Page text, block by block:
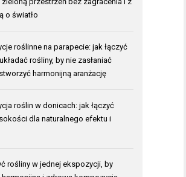
o światło
roślinne na parapecie: jak łączyć
rośliny, by nie zasłaniać
harmonijną aranżację
roślin w donicach: jak łączyć
dla naturalnego efektu i
rośliny w jednej ekspozycji, by